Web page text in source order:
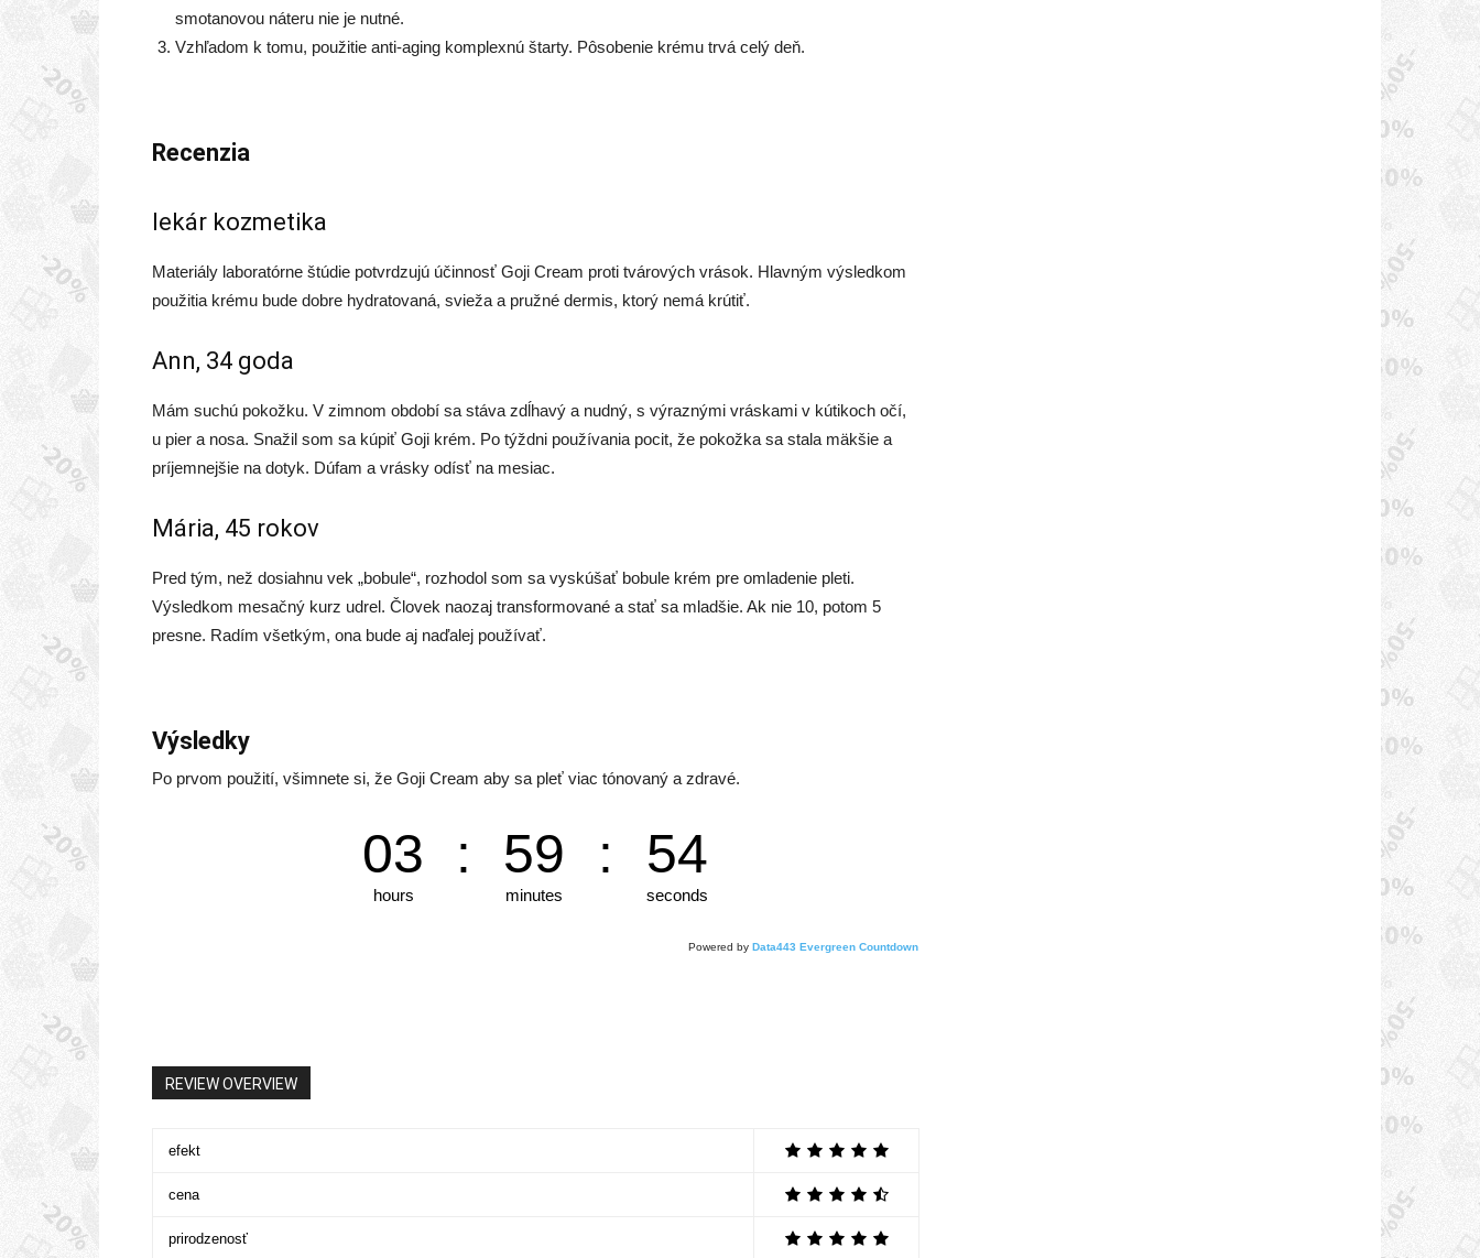
smotanovou náteru nie je nutné.
Vzhľadom k tomu, použitie anti-aging komplexnú štarty. Pôsobenie krému trvá celý deň.
Recenzia
lekár kozmetika
Materiály laboratórne štúdie potvrdzujú účinnosť Goji Cream proti tvárových vrások. Hlavným výsledkom
použitia krému bude dobre hydratovaná, svieža a pružné dermis, ktorý nemá krútiť.
Ann, 34 goda
Mám suchú pokožku. V zimnom období sa stáva zdĺhavý a nudný, s výraznými vráskami v kútikoch očí,
u pier a nosa. Snažil som sa kúpiť Goji krém. Po týždni používania pocit, že pokožka sa stala mäkšie a
príjemnejšie na dotyk. Dúfam a vrásky odísť na mesiac.
Mária, 45 rokov
Pred tým, než dosiahnu vek „bobule“, rozhodol som sa vyskúšať bobule krém pre omladenie pleti.
Výsledkom mesačný kurz udrel. Človek naozaj transformované a stať sa mladšie. Ak nie 10, potom 5
presne. Radím všetkým, ona bude aj naďalej používať.
Výsledky
Po prvom použití, všimnete si, že Goji Cream aby sa pleť viac tónovaný a zdravé.
03
hours
: 59
minutes
: 53
seconds
Powered by Data443 Evergreen Countdown
REVIEW OVERVIEW
efekt
cena
prirodzenosť